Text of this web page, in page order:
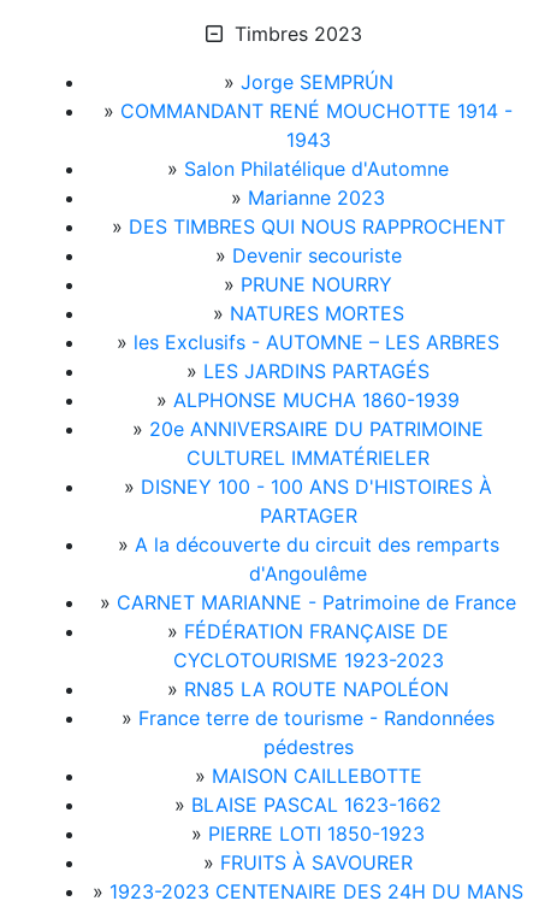
Timbres 2023
» Jorge SEMPRÚN
» COMMANDANT RENÉ MOUCHOTTE 1914 -
1943
» Salon Philatélique d'Automne
» Marianne 2023
» DES TIMBRES QUI NOUS RAPPROCHENT
» Devenir secouriste
» PRUNE NOURRY
» NATURES MORTES
» les Exclusifs - AUTOMNE – LES ARBRES
» LES JARDINS PARTAGÉS
» ALPHONSE MUCHA 1860-1939
» 20e ANNIVERSAIRE DU PATRIMOINE
CULTUREL IMMATÉRIELER
» DISNEY 100 - 100 ANS D'HISTOIRES À
PARTAGER
» A la découverte du circuit des remparts
d'Angoulême
» CARNET MARIANNE - Patrimoine de France
» FÉDÉRATION FRANÇAISE DE
CYCLOTOURISME 1923-2023
» RN85 LA ROUTE NAPOLÉON
» France terre de tourisme - Randonnées
pédestres
» MAISON CAILLEBOTTE
» BLAISE PASCAL 1623-1662
» PIERRE LOTI 1850-1923
» FRUITS À SAVOURER
» 1923-2023 CENTENAIRE DES 24H DU MANS